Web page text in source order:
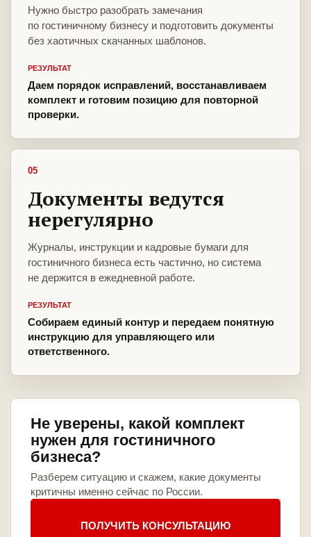
Нужно быстро разобрать замечания
по гостиничному бизнесу и подготовить документы
без хаотичных скачанных шаблонов.
РЕЗУЛЬТАТ
Даем порядок исправлений, восстанавливаем
комплект и готовим позицию для повторной
проверки.
05
Документы ведутся
нерегулярно
Журналы, инструкции и кадровые бумаги для
гостиничного бизнеса есть частично, но система
не держится в ежедневной работе.
РЕЗУЛЬТАТ
Собираем единый контур и передаем понятную
инструкцию для управляющего или
ответственного.
Не уверены, какой комплект
нужен для гостиничного
бизнеса?
Разберем ситуацию и скажем, какие документы
критичны именно сейчас по России.
ПОЛУЧИТЬ КОНСУЛЬТАЦИЮ